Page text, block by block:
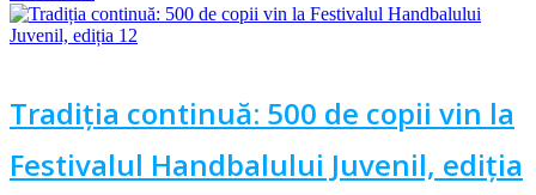
Tradiția continuă: 500 de copii vin la
Festivalul Handbalului Juvenil, ediția